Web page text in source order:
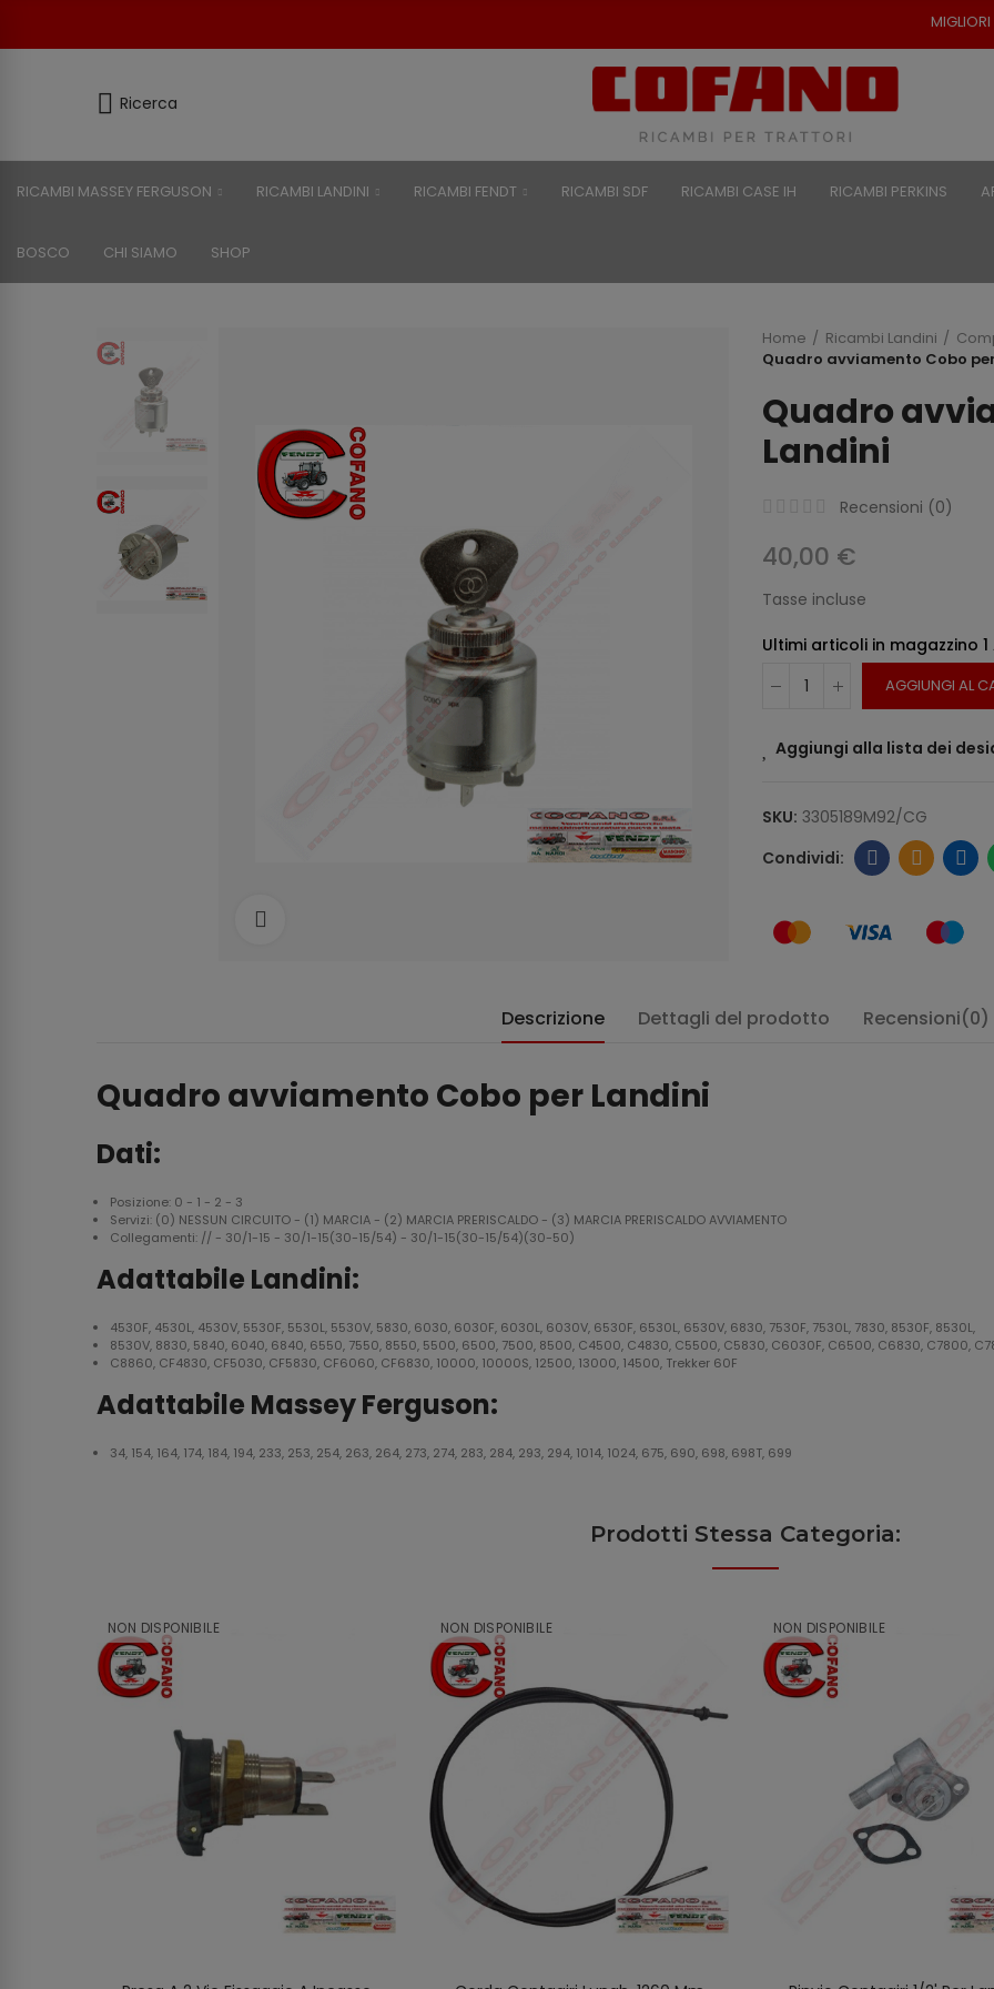
MIGLIORI PREZZI PER
Ricerca
RICAMBI MASSEY FERGUSON RICAMBI LANDINI RICAMBI FENDT RICAMBI SDF RICAMBI CASE IH RICAMBI PERKINS
BOSCO CHI SIAMO SHOP
Home Ricambi Landini
Quadro avviamento Cobo
Quadro
Landini
Recensioni (0)
40,00 €
Tasse incluse
Ultimi articoli in magazzino
AGGIUNGI AL
Aggiungi alla lista dei
SKU: 3305189M92/CG
Descrizione Dettagli del prodotto Recensioni(0)
Quadro avviamento Cobo per Landini
Dati:
Posizione: 0 - 1 - 2 - 3
Servizi: (0) NESSUN CIRCUITO - (1) MARCIA - (2) MARCIA PRERISCALDO - (3) MARCIA PRERISCALDO AVVIAMENTO
Collegamenti: // - 30/1-15 - 30/1-15(30-15/54) - 30/1-15(30-15/54)(30-50)
Adattabile Landini:
4530F, 4530L, 4530V, 5530F, 5530L, 5530V, 5830, 6030, 6030F, 6030L, 6030V, 6530F, 6530L, 6530V, 6830, 7530F, 7530L, 7830, 8530F, 8530L,
8530V, 8830, 5840, 6040, 6840, 6550, 7550, 8550, 5500, 6500, 7500, 8500, C4500, C4830, C5500, C5830, C6030F, C6500, C6830, C7800,
C8860, CF4830, CF5030, CF5830, CF6060, CF6830, 10000, 10000S, 12500, 13000, 14500, Trekker 60F
Adattabile Massey Ferguson:
34, 154, 164, 174, 184, 194, 233, 253, 254, 263, 264, 273, 274, 283, 284, 293, 294, 1014, 1024, 675, 690, 698, 698T, 699
Prodotti Stessa Categoria:
NON DISPONIBILE NON DISPONIBILE NON DISPONIBILE